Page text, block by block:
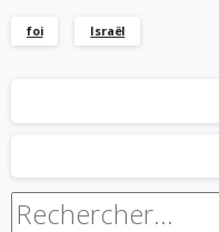
foi Israël
Rechercher :